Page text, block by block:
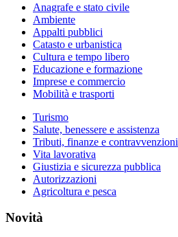
Anagrafe e stato civile
Ambiente
Appalti pubblici
Catasto e urbanistica
Cultura e tempo libero
Educazione e formazione
Imprese e commercio
Mobilità e trasporti
Turismo
Salute, benessere e assistenza
Tributi, finanze e contravvenzioni
Vita lavorativa
Giustizia e sicurezza pubblica
Autorizzazioni
Agricoltura e pesca
Novità